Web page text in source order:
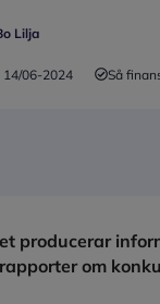
Lilja
14/06-2024 Så
producerar
om